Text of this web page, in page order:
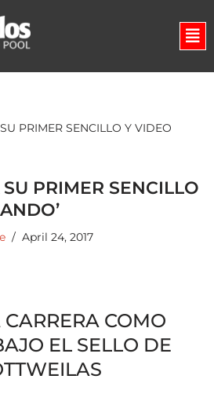
PRIMER SENCILLO Y VIDEO
PRIMER SENCILLO
April 24, 2017
CARRERA COMO
EL SELLO DE